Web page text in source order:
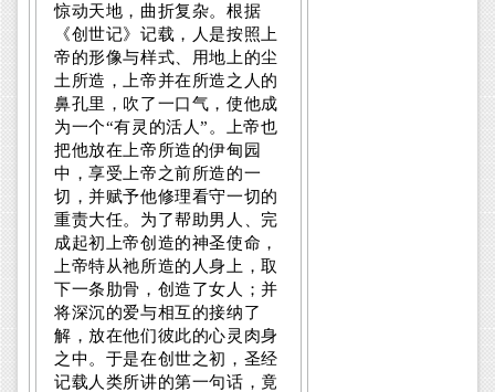
惊动天地，曲折复杂。根据
《创世记》记载，人是按照上
帝的形像与样式、用地上的尘
土所造，上帝并在所造之人的
鼻孔里，吹了一口气，使他成
为一个“有灵的活人”。上帝也
把他放在上帝所造的伊甸园
中，享受上帝之前所造的一
切，并赋予他修理看守一切的
重责大任。为了帮助男人、完
成起初上帝创造的神圣使命，
上帝特从祂所造的人身上，取
下一条肋骨，创造了女人；并
将深沉的爱与相互的接纳了
解，放在他们彼此的心灵肉身
之中。于是在创世之初，圣经
记载人类所讲的第一句话，竟